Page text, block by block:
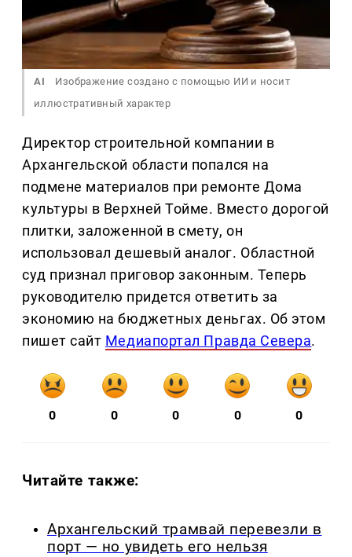
AI
Изображение создано с помощью ИИ и носит
иллюстративный характер
Директор строительной компании в
Архангельской области попался на
подмене материалов при ремонте Дома
культуры в Верхней Тойме. Вместо дорогой
плитки, заложенной в смету, он
использовал дешевый аналог. Областной
суд признал приговор законным. Теперь
руководителю придется ответить за
экономию на бюджетных деньгах. Об этом
пишет сайт Медиапортал Правда Севера.
0 0 0 0 0
Читайте также:
Архангельский трамвай перевезли в
порт — но увидеть его нельзя